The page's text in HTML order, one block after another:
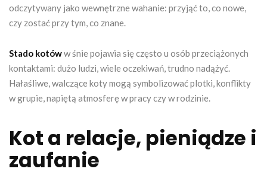
odczytywany jako wewnętrzne wahanie: przyjąć to, co nowe,
czy zostać przy tym, co znane.
Stado kotóww śnie pojawia się często u osób przeciążonych
kontaktami: dużo ludzi, wiele oczekiwań, trudno nadążyć.
Hałaśliwe, walczące koty mogą symbolizować plotki, konflikty
w grupie, napiętą atmosferę w pracy czy w rodzinie.
Kot a relacje, pieniądze i
zaufanie